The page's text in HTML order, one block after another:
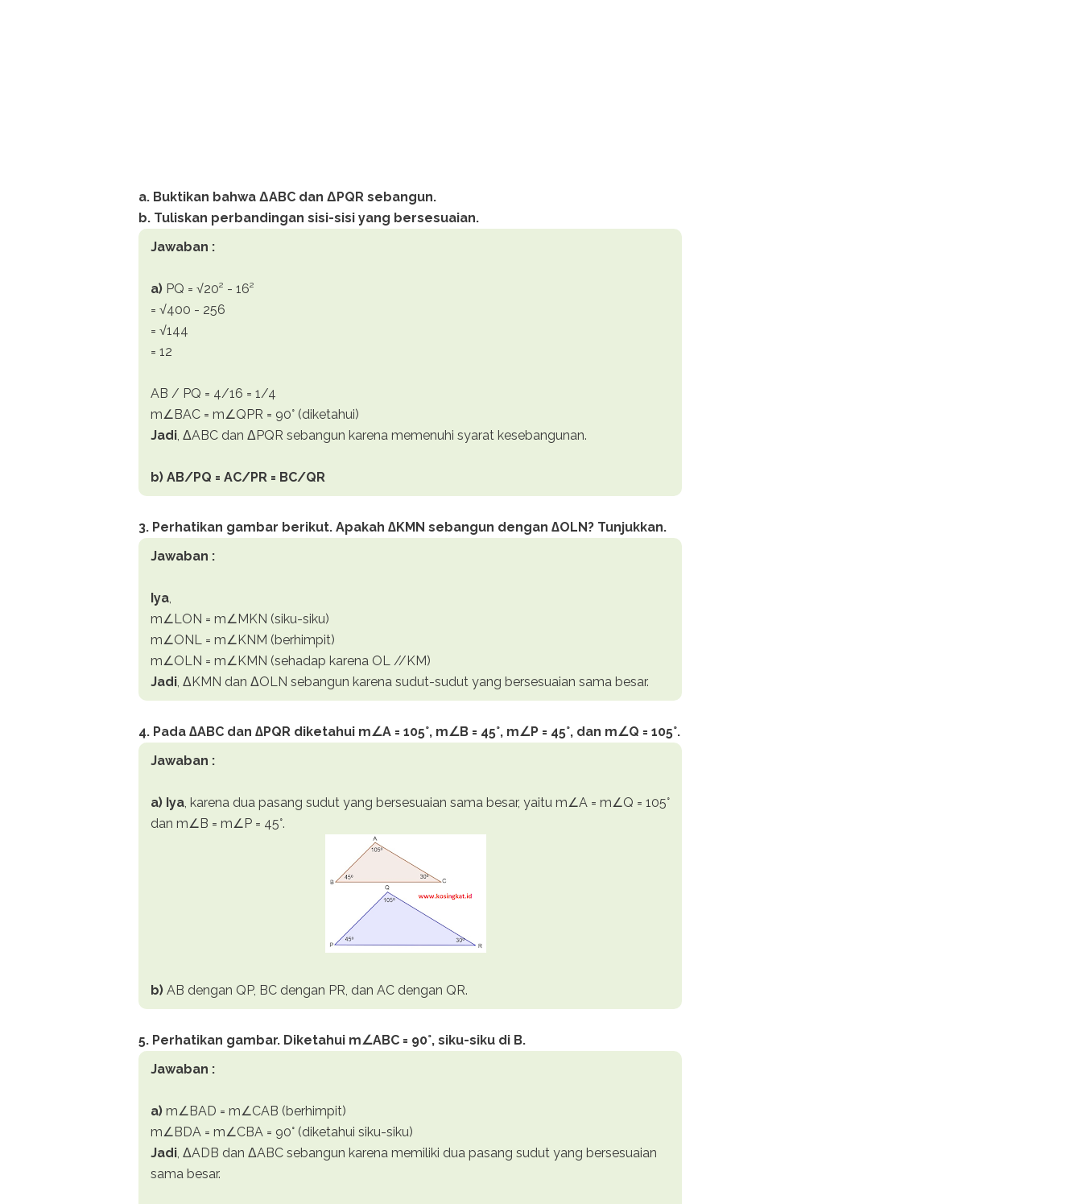
a. Buktikan bahwa ΔABC dan ΔPQR sebangun.
b. Tuliskan perbandingan sisi-sisi yang bersesuaian.
Jawaban :
a) PQ = √20² - 16²
= √400 - 256
= √144
= 12
AB / PQ = 4/16 = 1/4
m∠BAC = m∠QPR = 90° (diketahui)
Jadi, ΔABC dan ΔPQR sebangun karena memenuhi syarat kesebangunan.
b) AB/PQ = AC/PR = BC/QR
3. Perhatikan gambar berikut. Apakah ∆KMN sebangun dengan ∆OLN? Tunjukkan.
Jawaban :
Iya,
m∠LON = m∠MKN (siku-siku)
m∠ONL = m∠KNM (berhimpit)
m∠OLN = m∠KMN (sehadap karena OL //KM)
Jadi, ΔKMN dan ΔOLN sebangun karena sudut-sudut yang bersesuaian sama besar.
4. Pada ∆ABC dan ∆PQR diketahui m∠A = 105°, m∠B = 45°, m∠P = 45°, dan m∠Q = 105°.
Jawaban :
a) Iya, karena dua pasang sudut yang bersesuaian sama besar, yaitu m∠A = m∠Q = 105°
dan m∠B = m∠P = 45°.
b) AB dengan QP, BC dengan PR, dan AC dengan QR.
5. Perhatikan gambar. Diketahui m∠ABC = 90°, siku-siku di B.
Jawaban :
a) m∠BAD = m∠CAB (berhimpit)
m∠BDA = m∠CBA = 90° (diketahui siku-siku)
Jadi, ΔADB dan ΔABC sebangun karena memiliki dua pasang sudut yang bersesuaian
sama besar.